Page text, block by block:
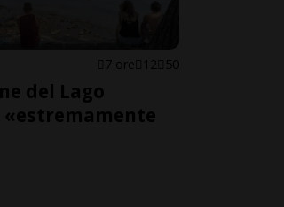
7 ore 12 50
del Lago
«estremamente